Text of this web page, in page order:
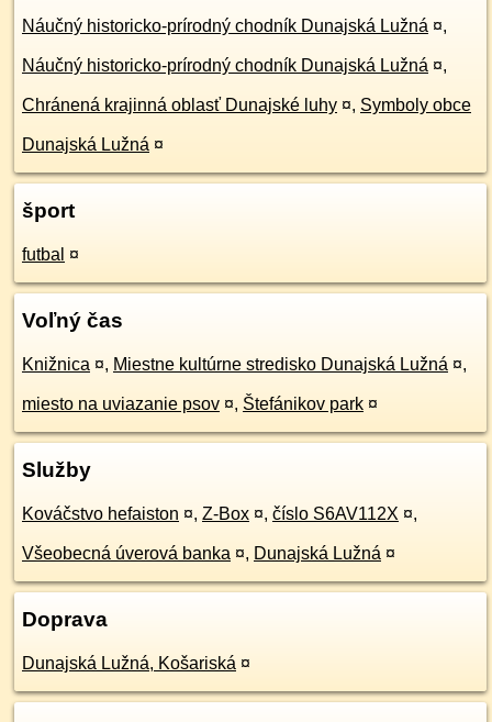
Náučný historicko-prírodný chodník Dunajská Lužná ¤,
Náučný historicko-prírodný chodník Dunajská Lužná ¤,
Chránená krajinná oblasť Dunajské luhy ¤, Symboly obce
Dunajská Lužná ¤
šport
futbal ¤
Voľný čas
Knižnica ¤, Miestne kultúrne stredisko Dunajská Lužná ¤,
miesto na uviazanie psov ¤, Štefánikov park ¤
Služby
Kováčstvo hefaiston ¤, Z-Box ¤, číslo S6AV112X ¤,
Všeobecná úverová banka ¤, Dunajská Lužná ¤
Doprava
Dunajská Lužná, Košariská ¤